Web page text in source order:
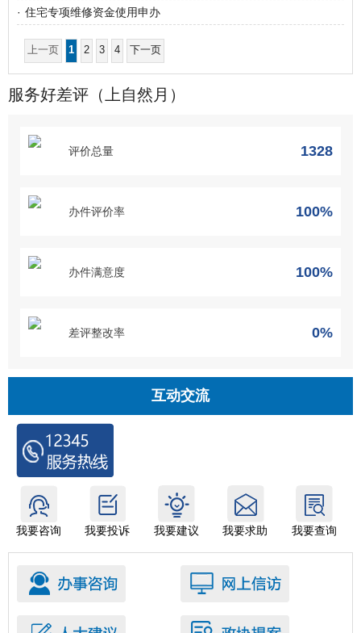
· 住宅专项维修资金使用申办
上一页 1 2 3 4 下一页
服务好差评（上自然月）
评价总量 1328
办件评价率 100%
办件满意度 100%
差评整改率 0%
互动交流
我要咨询 我要投诉 我要建议 我要求助 我要查询